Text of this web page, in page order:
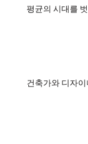
평균의 시대를
건축가와 디자